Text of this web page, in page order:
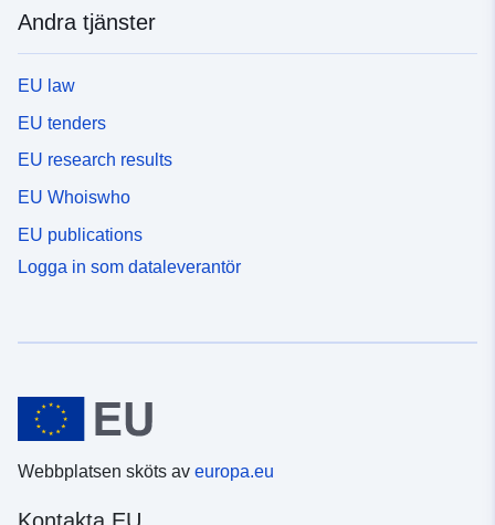
Andra tjänster
EU law
EU tenders
EU research results
EU Whoiswho
EU publications
Logga in som dataleverantör
Webbplatsen sköts av europa.eu